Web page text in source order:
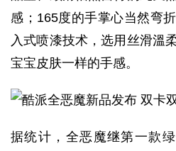
感；165度的手掌心当然弯
入式喷漆技术，选用丝滑溫
宝宝皮肤一样的手感。
据统计，全恶魔继第一款